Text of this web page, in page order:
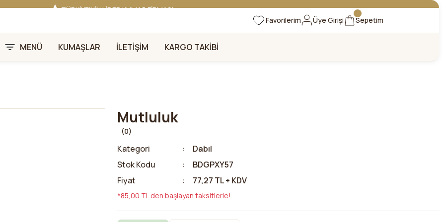
TÜRKİYE'NİN LİDER KUMAŞ FİRMASI
46 YILLIK BURSA KUMAŞ PAZARI GÜVENCESİ!
BURSA KUMAŞ PAZARI TEK RESMİ WEB SİTESİ!
Favorilerim Üye Girişi Sepetim
MENÜ KUMAŞLAR İLETİŞİM KARGO TAKİBİ
Mutluluk
(0)
Kategori
Dabıl
Stok Kodu
BDGPXY57
Fiyat
77,27 TL + KDV
*85,00 TL den başlayan taksitlerle!